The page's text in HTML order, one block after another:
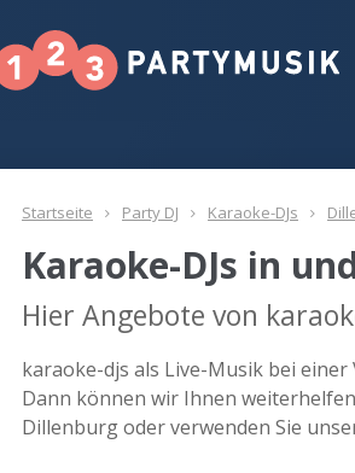
Startseite Party DJ Karaoke-DJs
Karaoke-DJs in
Hier Angebote von
karaoke-djs als Live-Musik bei
Dann können wir Ihnen
Dillenburg oder verwenden Sie